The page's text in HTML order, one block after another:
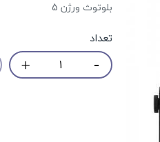
بلوتوث ورژن 5
تعداد